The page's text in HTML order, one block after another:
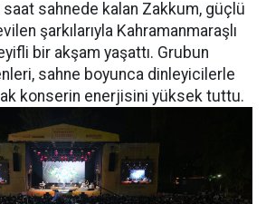
saat sahnede kalan Zakkum, güçlü
şarkılarıyla Kahramanmaraşlı
bir akşam yaşattı. Grubun
sahne boyunca dinleyicilerle
konserin enerjisini yüksek tuttu.